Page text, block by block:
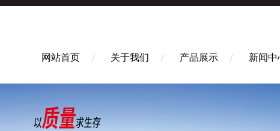
网站首页 关于我们 产品展示 新闻中